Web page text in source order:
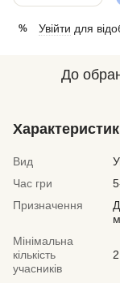
% Увійти для
До
Вид
Час гри
Призначення
Мінімальна
кількість
учасників